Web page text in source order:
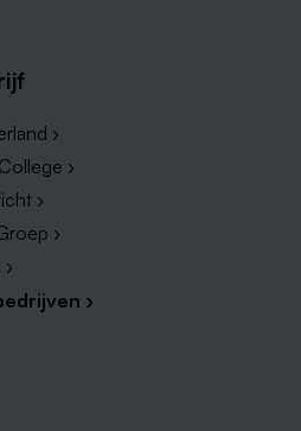
›
›
›
›
›